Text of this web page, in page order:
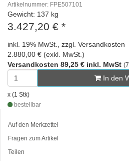
Artikelnummer: FPE507101
Gewicht: 137 kg
3.427,20 € *
inkl. 19% MwSt., zzgl. Versandkosten
2.880,00 € (exkl. MwSt.)
Versandkosten 89,25 € inkl. MwSt
In den
x (1 Stk)
bestellbar
Auf den Merkzettel
Fragen zum Artikel
Teilen